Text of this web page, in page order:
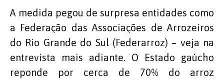
A medida pegou de surpresa entidades como
a Federação das Associações de Arrozeiros
do Rio Grande do Sul (Federarroz) – veja na
entrevista mais adiante. O Estado gaúcho
reponde por cerca de 70% do arroz